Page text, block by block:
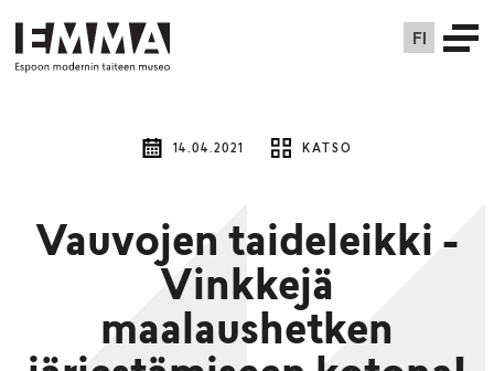
FI
14.04.2021 KATSO
Vauvojen taideleikki -
Vinkkejä
maalaushetken